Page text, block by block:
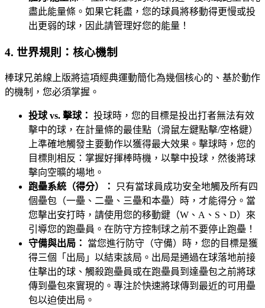
盡此能量條。如果它耗盡，您的球員將移動得更慢或投
出更弱的球，因此請管理好您的能量！
4. 世界規則：核心機制
棒球兄弟線上版將這項經典運動簡化為幾個核心的、基於動作
的機制，您必須掌握。
投球 vs. 擊球： 投球時，您的目標是投出打者無法有效
擊中的球，在計量條的最佳點（滑鼠左鍵點擊/空格鍵）
上準確地觸發主要動作以獲得最大效果。擊球時，您的
目標則相反：掌握好揮棒時機，以擊中投球，然後將球
擊向空曠的場地。
跑壘系統（得分）：
只有當球員成功安全地觸及所有四
個壘包（一壘、二壘、三壘和本壘）時，才能得分。當
您擊出安打時，請使用您的移動鍵（W、A、S、D）來
引導您的跑壘員。在防守方控制球之前不要停止跑壘！
守備與出局：
當您進行防守（守備）時，您的目標是獲
得三個「出局」以結束該局。出局是通過在球落地前接
住擊出的球、觸殺跑壘員或在跑壘員到達壘包之前將球
傳到壘包來實現的。專注於快速將球傳到最近的可用壘
包以迫使出局。